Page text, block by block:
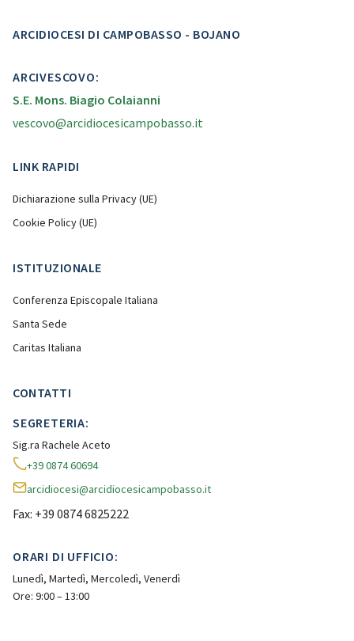
ARCIDIOCESI DI CAMPOBASSO - BOJANO
ARCIVESCOVO:
S.E. Mons. Biagio Colaianni
vescovo@arcidiocesicampobasso.it
LINK RAPIDI
Dichiarazione sulla Privacy (UE)
Cookie Policy (UE)
ISTITUZIONALE
Conferenza Episcopale Italiana
Santa Sede
Caritas Italiana
CONTATTI
SEGRETERIA:
Sig.ra Rachele Aceto
+39 0874 60694
arcidiocesi@arcidiocesicampobasso.it
Fax: +39 0874 6825222
ORARI DI UFFICIO:
Lunedì, Martedì, Mercoledì, Venerdì
Ore: 9:00 – 13:00